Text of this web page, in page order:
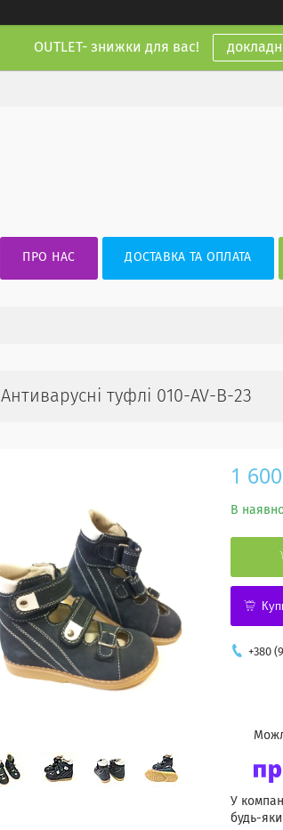
OUTLET- знижки для вас!
ПРО НАС ДОСТАВКА ТА ОПЛАТА
Антиварусні туфлі 010-AV-B-23
1
В
+380
У
будь-